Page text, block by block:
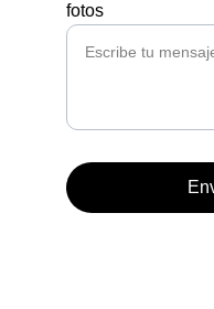
fotos